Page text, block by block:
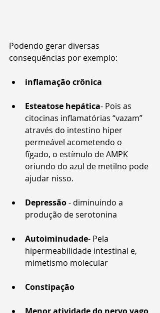
Podendo gerar diversas
consequências por exemplo:
inflamação crônica
Esteatose hepática- Pois as
citocinas inflamatórias “vazam”
através do intestino hiper
permeável acometendo o
fígado, o estímulo de AMPK
oriundo do azul de metilno pode
ajudar nisso.
Depressão - diminuindo a
produção de serotonina
Autoiminudade- Pela
hipermeabilidade intestinal e,
mimetismo molecular
Constipação